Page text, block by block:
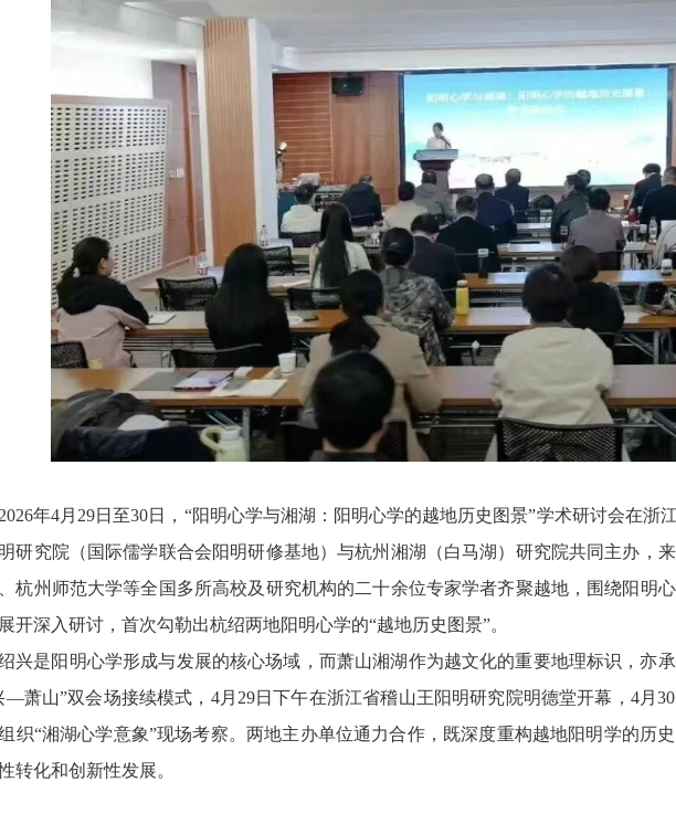
2026年4月29日至30日，“阳明心学与湘湖：阳明心学的越地历史图景”学术研讨会在
研究院（国际儒学联合会阳明研修基地）与杭州湘湖（白马湖）研究院共同主办，
杭州师范大学等全国多所高校及研究机构的二十余位专家学者齐聚越地，围绕阳明
开深入研讨，首次勾勒出杭绍两地阳明心学的“越地历史图景”。
兴是阳明心学形成与发展的核心场域，而萧山湘湖作为越文化的重要地理标识，亦
—萧山”双会场接续模式，4月29日下午在浙江省稽山王阳明研究院明德堂开幕，4月
织“湘湖心学意象”现场考察。两地主办单位通力合作，既深度重构越地阳明学的历
转化和创新性发展。